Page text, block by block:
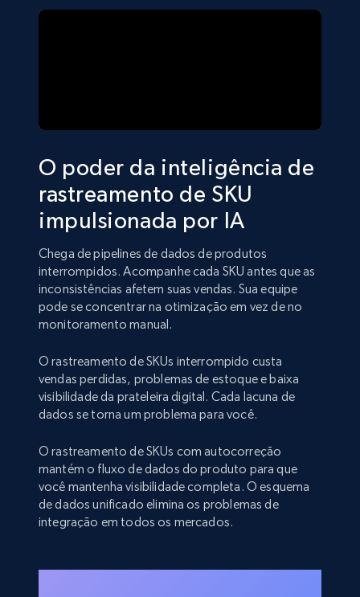
O poder da inteligência de
rastreamento de SKU
impulsionada por IA
Chega de pipelines de dados de produtos
interrompidos. Acompanhe cada SKU antes que as
inconsistências afetem suas vendas. Sua equipe
pode se concentrar na otimização em vez de no
monitoramento manual.
O rastreamento de SKUs interrompido custa
vendas perdidas, problemas de estoque e baixa
visibilidade da prateleira digital. Cada lacuna de
dados se torna um problema para você.
O rastreamento de SKUs com autocorreção
mantém o fluxo de dados do produto para que
você mantenha visibilidade completa. O esquema
de dados unificado elimina os problemas de
integração em todos os mercados.